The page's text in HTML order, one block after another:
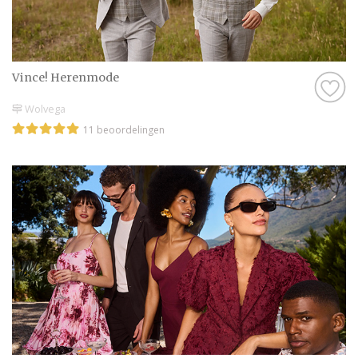
natuurlijk best wel belangrijk. Als je geen
goed gevoel hebt bij een professional, of het
klikt gewoon net even niet helemaal goed,
dan zijn er nog genoeg andere professionals
echt geen zorgen over te maken.
zoekmachine voor de leukste Bruidegom in
Friesland, of kruip met een kop thee op de
bank en scroll door onze leuke inspiratie-
artikelen heen. Droom alvast weg bij de
prachtige foto’s en sfeerbeelden en denk je
in hoe geweldig jullie bruiloft wordt met
behulp van alle informatie op Trouwen.nl!
Wij wensen jullie alvast een geweldige tijd
toe!
Vince! Herenmode
Wolvega
11 beoordelingen